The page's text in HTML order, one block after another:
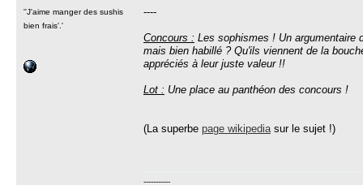
''J'aime manger des sushis
bien frais'.'
----
Concours : Les sophismes ! Un argumentaire
mais bien habillé ? Qu'ils viennent de la
appréciés à leur juste valeur !!
Lot : Une place au panthéon des concours !
(La superbe page wikipediasur le sujet !)
-----------